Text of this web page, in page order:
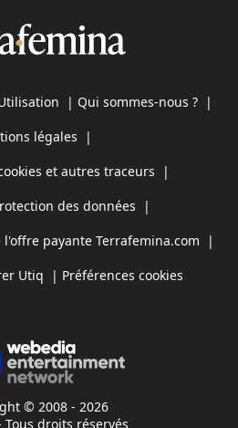
| Qui sommes-nous ? |
légales |
et autres traceurs |
des données |
payante Terrafemina.com |
Utiq | Préférences cookies
© 2008 - 2026
Tous droits réservés